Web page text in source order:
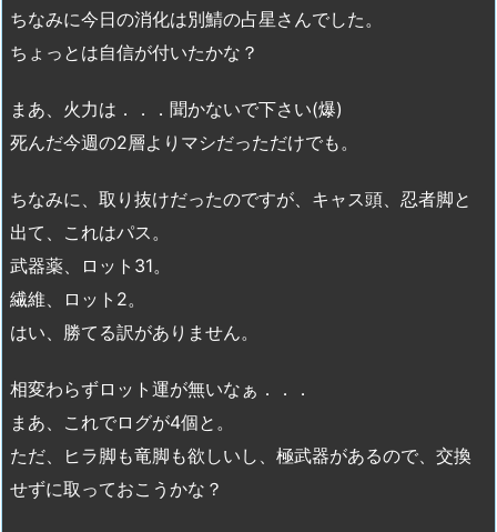
ちなみに今日の消化は別鯖の占星さんでした。
ちょっとは自信が付いたかな？
まあ、火力は．．．聞かないで下さい(爆)
死んだ今週の2層よりマシだっただけでも。
ちなみに、取り抜けだったのですが、キャス頭、忍者脚と
出て、これはパス。
武器薬、ロット31。
繊維、ロット2。
はい、勝てる訳がありません。
相変わらずロット運が無いなぁ．．．
まあ、これでログが4個と。
ただ、ヒラ脚も竜脚も欲しいし、極武器があるので、交換
せずに取っておこうかな？